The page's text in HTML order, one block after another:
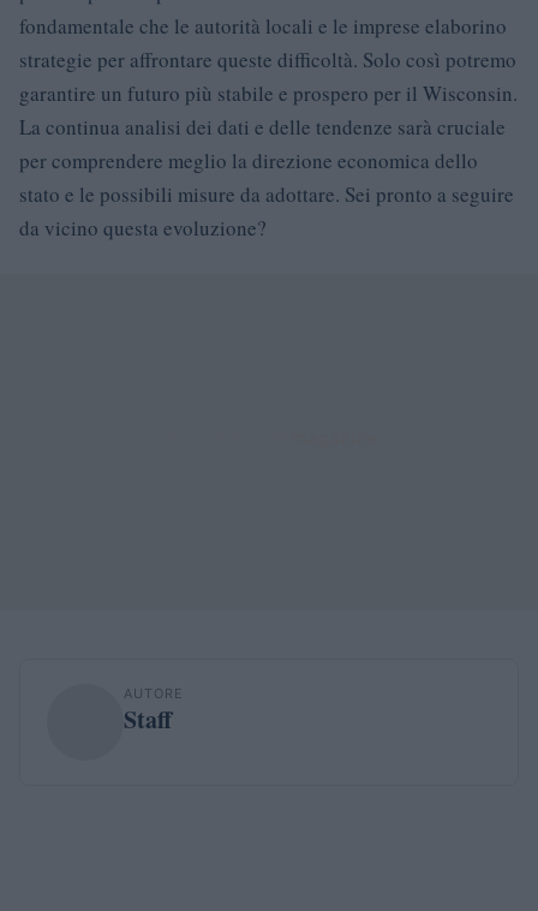
fondamentale che le autorità locali e le imprese elaborino
strategie per affrontare queste difficoltà. Solo così potremo
garantire un futuro più stabile e prospero per il Wisconsin.
La continua analisi dei dati e delle tendenze sarà cruciale
per comprendere meglio la direzione economica dello
stato e le possibili misure da adottare. Sei pronto a seguire
da vicino questa evoluzione?
AUTORE
Staff